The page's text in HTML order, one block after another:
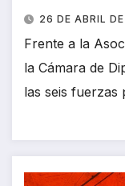
26 DE ABRIL
Frente a la
la Cámara de
las seis fuerzas